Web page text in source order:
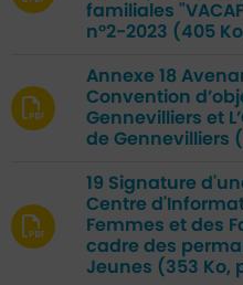
familiales
n°2-2023 (405
Annexe 18
Convention
Gennevilliers et
de Gennevilliers
19 Signature
Centre
Femmes et des
cadre des
Jeunes (353 Ko,